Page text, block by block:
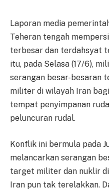
Laporan media
Teheran tengah
terbesar dan terdahsyat
itu, pada Selasa (17/6),
serangan besar-besaran
militer di wilayah Iran
tempat penyimpanan
peluncuran rudal.
Konflik ini bermula pada
melancarkan serangan
target militer dan nuklir
Iran pun tak terelakkan.